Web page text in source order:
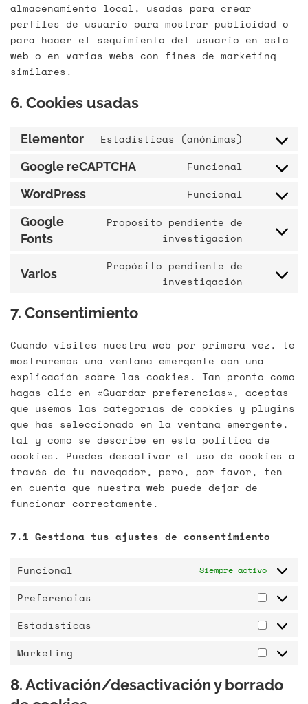
almacenamiento local, usadas para crear
perfiles de usuario para mostrar publicidad o
para hacer el seguimiento del usuario en esta
web o en varias webs con fines de marketing
similares.
6. Cookies usadas
Elementor
Estadísticas (anónimas)
Google reCAPTCHA
Funcional
WordPress
Funcional
Google
Fonts
Propósito pendiente de
investigación
Varios
Propósito pendiente de
investigación
7. Consentimiento
Cuando visites nuestra web por primera vez, te
mostraremos una ventana emergente con una
explicación sobre las cookies. Tan pronto como
hagas clic en «Guardar preferencias», aceptas
que usemos las categorías de cookies y plugins
que has seleccionado en la ventana emergente,
tal y como se describe en esta política de
cookies. Puedes desactivar el uso de cookies a
través de tu navegador, pero, por favor, ten
en cuenta que nuestra web puede dejar de
funcionar correctamente.
7.1 Gestiona tus ajustes de consentimiento
Funcional Siempre activo
Preferencias
Estadísticas
Marketing
8. Activación/desactivación y borrado